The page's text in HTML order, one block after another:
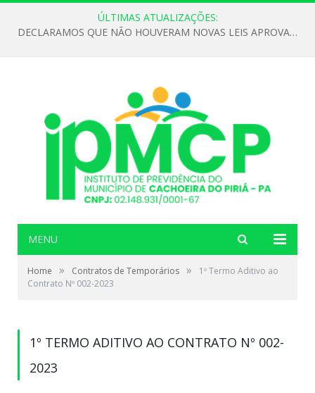
ÚLTIMAS ATUALIZAÇÕES:
DECLARAMOS QUE NÃO HOUVERAM NOVAS LEIS APROVADAS ATÉ O MOMENTO PARA O INSTITUTO DE PREVIDÊNCIA NO ANO DE 2026
MENU
Home » Contratos de Temporários »
1º Termo Aditivo ao
Contrato Nº 002-2023
1º TERMO ADITIVO AO CONTRATO Nº 002-
2023